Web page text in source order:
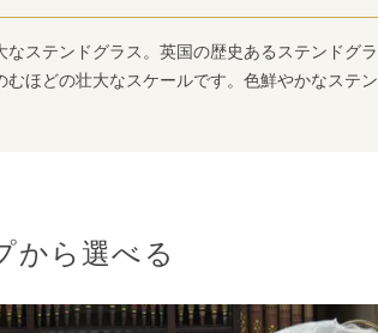
ステンドグラス。英国の歴史あるステンドグラ
ほどの壮大なスケールです。色鮮やかなステン
から選べる